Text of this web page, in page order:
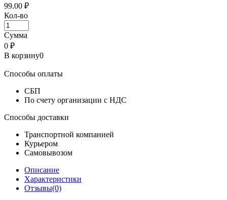
99.00 ₽
Кол-во
Сумма
0 ₽
В корзину0
Способы оплаты
СБП
По счету организации с НДС
Способы доставки
Транспортной компанией
Курьером
Самовывозом
Описание
Характеристики
Отзывы(0)